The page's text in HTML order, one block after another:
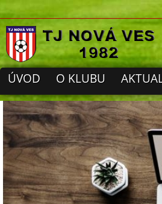
ÚVOD O KLUBU